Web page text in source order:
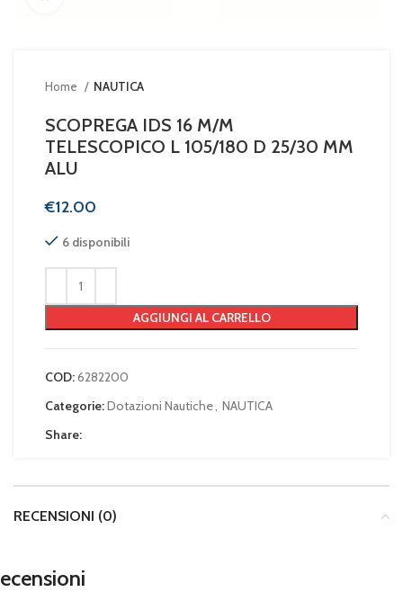
Home NAUTICA
SCOPREGA IDS 16 M/M
TELESCOPICO L 105/180 D 25/30 MM
ALU
€
6 disponibili
AGGIUNGI AL CARRELLO
COD:6282200
Categorie:Dotazioni Nautiche, NAUTICA
Share:
RECENSIONI (0)